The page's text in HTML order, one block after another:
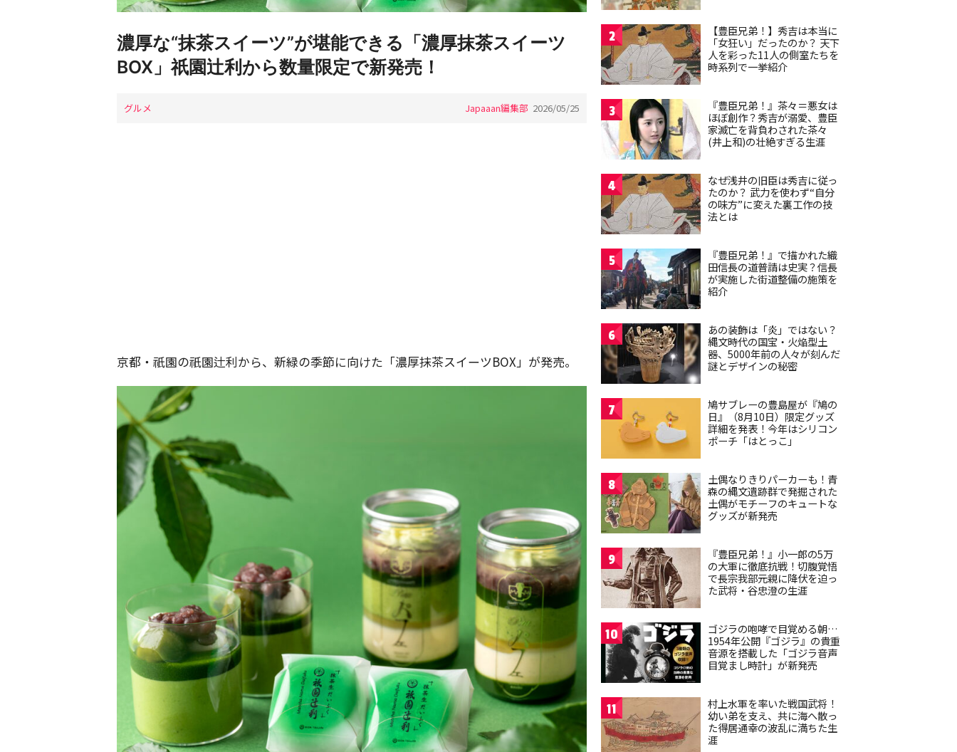
濃厚な“抹茶スイーツ”が堪能できる「濃厚抹茶スイーツ
BOX」祇園辻利から数量限定で新発売！
グルメ Japaaan編集部 2026/05/25
京都・祇園の祇園辻利から、新緑の季節に向けた「濃厚抹茶スイーツBOX」が発売。
2
【豊臣兄弟！】秀吉は本当に
「女狂い」だったのか？ 天下
人を彩った11人の側室たちを
時系列で一挙紹介
3
『豊臣兄弟！』茶々＝悪女は
ほぼ創作？秀吉が溺愛、豊臣
家滅亡を背負わされた茶々
(井上和)の壮絶すぎる生涯
4
なぜ浅井の旧臣は秀吉に従っ
たのか？ 武力を使わず“自分
の味方”に変えた裏工作の技
法とは
5
『豊臣兄弟！』で描かれた織
田信長の道普請は史実？信長
が実施した街道整備の施策を
紹介
6
あの装飾は「炎」ではない？
縄文時代の国宝・火焔型土
器、5000年前の人々が刻んだ
謎とデザインの秘密
7
鳩サブレーの豊島屋が『鳩の
日』（8月10日）限定グッズ
詳細を発表！今年はシリコン
ポーチ「はとっこ」
8
土偶なりきりパーカーも！青
森の縄文遺跡群で発掘された
土偶がモチーフのキュートな
グッズが新発売
9
『豊臣兄弟！』小一郎の5万
の大軍に徹底抗戦！切腹覚悟
で長宗我部元親に降伏を迫っ
た武将・谷忠澄の生涯
10
ゴジラの咆哮で目覚める朝…
1954年公開『ゴジラ』の貴重
音源を搭載した「ゴジラ音声
目覚まし時計」が新発売
11
村上水軍を率いた戦国武将！
幼い弟を支え、共に海へ散っ
た得居通幸の波乱に満ちた生
涯